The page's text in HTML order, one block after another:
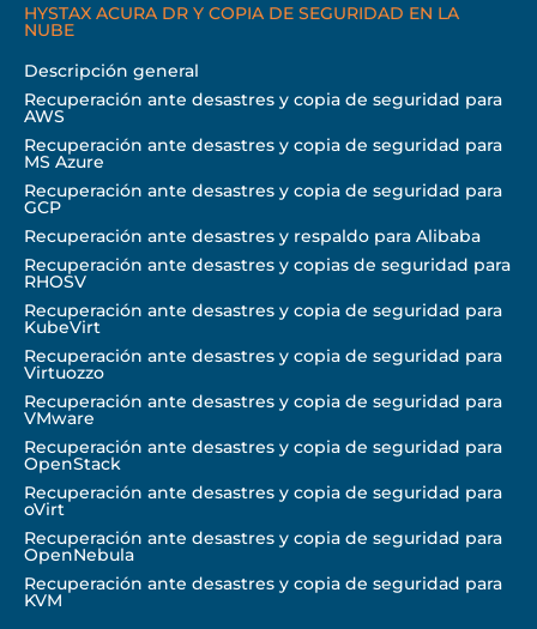
HYSTAX ACURA DR Y COPIA DE SEGURIDAD EN LA
NUBE
Descripción general
Recuperación ante desastres y copia de seguridad para
AWS
Recuperación ante desastres y copia de seguridad para
MS Azure
Recuperación ante desastres y copia de seguridad para
GCP
Recuperación ante desastres y respaldo para Alibaba
Recuperación ante desastres y copias de seguridad para
RHOSV
Recuperación ante desastres y copia de seguridad para
KubeVirt
Recuperación ante desastres y copia de seguridad para
Virtuozzo
Recuperación ante desastres y copia de seguridad para
VMware
Recuperación ante desastres y copia de seguridad para
OpenStack
Recuperación ante desastres y copia de seguridad para
oVirt
Recuperación ante desastres y copia de seguridad para
OpenNebula
Recuperación ante desastres y copia de seguridad para
KVM